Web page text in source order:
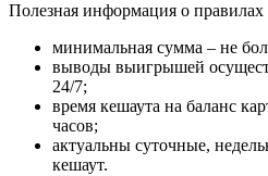
Полезная информация о
минимальная сумма – не
выводы выигрышей
24/7;
время кешаута на баланс
часов;
актуальны суточные,
кешаут.